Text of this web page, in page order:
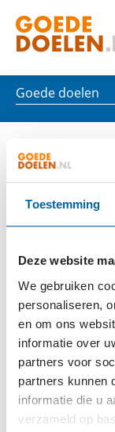
Toestemming
Deze website
We gebruiken
personaliseren,
en om ons
informatie over
partners voor
partners kunnen
informatie die u
verzameld op
Goede doelen
ZULU AID
Zulu Aid
Aids Centre en
hun verbonden
Afrika. Deze
mensen die
waarvan de